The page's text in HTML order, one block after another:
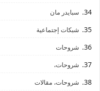
سبايدر مان
شبكات إجتماعية
شروحات
شروحات،
شروحات، مقالات